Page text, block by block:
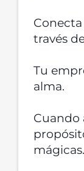
través
Tu
alma.
Cuando
mágicas.